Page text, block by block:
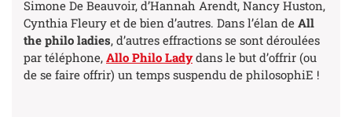
Simone De Beauvoir, d’Hannah Arendt, Nancy Huston,
Cynthia Fleury et de bien d’autres. Dans l’élan de All
the philo ladies, d’autres effractions se sont déroulées
par téléphone, Allo Philo Lady dans le but d’offrir (ou
de se faire offrir) un temps suspendu de philosophiE !